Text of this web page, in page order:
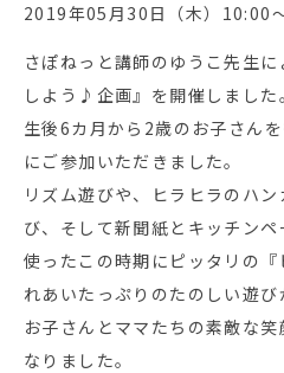
2019年05月30日（木）10:00
さぽねっと講師のゆうこ先生
しよう♪企画』を開催しました。
生後6カ月から2歳のお子さん
にご参加いただきました。
リズム遊びや、ヒラヒラのハ
び、そして新聞紙とキッチン
使ったこの時期にピッタリの
れあいたっぷりのたのしい遊び
お子さんとママたちの素敵な
なりました。